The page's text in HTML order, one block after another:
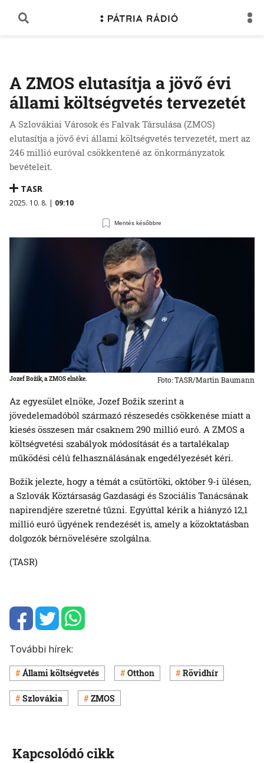
A ZMOS elutasítja a jövő évi
állami költségvetés tervezetét
A Szlovákiai Városok és Falvak Társulása (ZMOS)
elutasítja a jövő évi állami költségvetés tervezetét, mert az
246 millió euróval csökkentené az önkormányzatok
bevételeit.
TASR
2025. 10. 8. | 09:10
Mentés későbbre
Jozef Božik, a ZMOS elnöke. Foto: TASR/Martin Baumann
Az egyesület elnöke, Jozef Božik szerint a
jövedelemadóból származó részesedés csökkenése miatt a
kiesés összesen már csaknem 290 millió euró. A ZMOS a
költségvetési szabályok módosítását és a tartalékalap
működési célú felhasználásának engedélyezését kéri.
Božik jelezte, hogy a témát a csütörtöki, október 9-i ülésen,
a Szlovák Köztársaság Gazdasági és Szociális Tanácsának
napirendjére szeretné tűzni. Egyúttal kérik a hiányzó 12,1
millió euró ügyének rendezését is, amely a közoktatásban
dolgozók bérnövelésére szolgálna.
(TASR)
További hírek:
Állami költségvetés Otthon Rövidhír
Szlovákia ZMOS
Kapcsolódó cikk